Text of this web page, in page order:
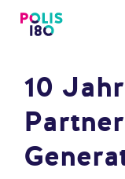
Zum
Inhalt
10